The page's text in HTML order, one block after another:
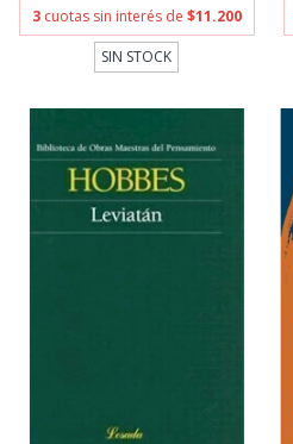
3 cuotas sin interés de $11.200
SIN STOCK